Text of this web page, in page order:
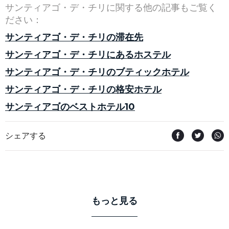
サンティアゴ・デ・チリに関する他の記事もご覧く
ださい：
サンティアゴ・デ・チリの滞在先
サンティアゴ・デ・チリにあるホステル
サンティアゴ・デ・チリのブティックホテル
サンティアゴ・デ・チリの格安ホテル
サンティアゴのベストホテル10
シェアする
もっと見る